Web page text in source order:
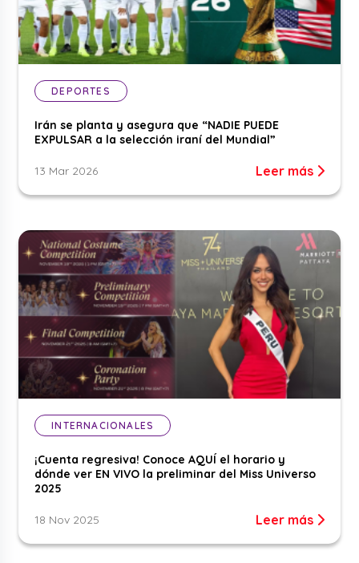
DEPORTES
Irán se planta y asegura que “NADIE PUEDE
EXPULSAR a la selección iraní del Mundial”
13 Mar 2026 Leer más
INTERNACIONALES
¡Cuenta regresiva! Conoce AQUÍ el horario y
dónde ver EN VIVO la preliminar del Miss Universo
2025
18 Nov 2025 Leer más